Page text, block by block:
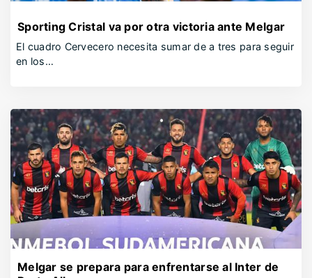
Sporting Cristal va por otra victoria ante Melgar
El cuadro Cervecero necesita sumar de a tres para seguir
en los…
Melgar se prepara para enfrentarse al Inter de